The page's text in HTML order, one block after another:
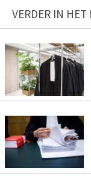
VERDER IN HET